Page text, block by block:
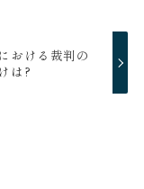
おける裁判の
は?